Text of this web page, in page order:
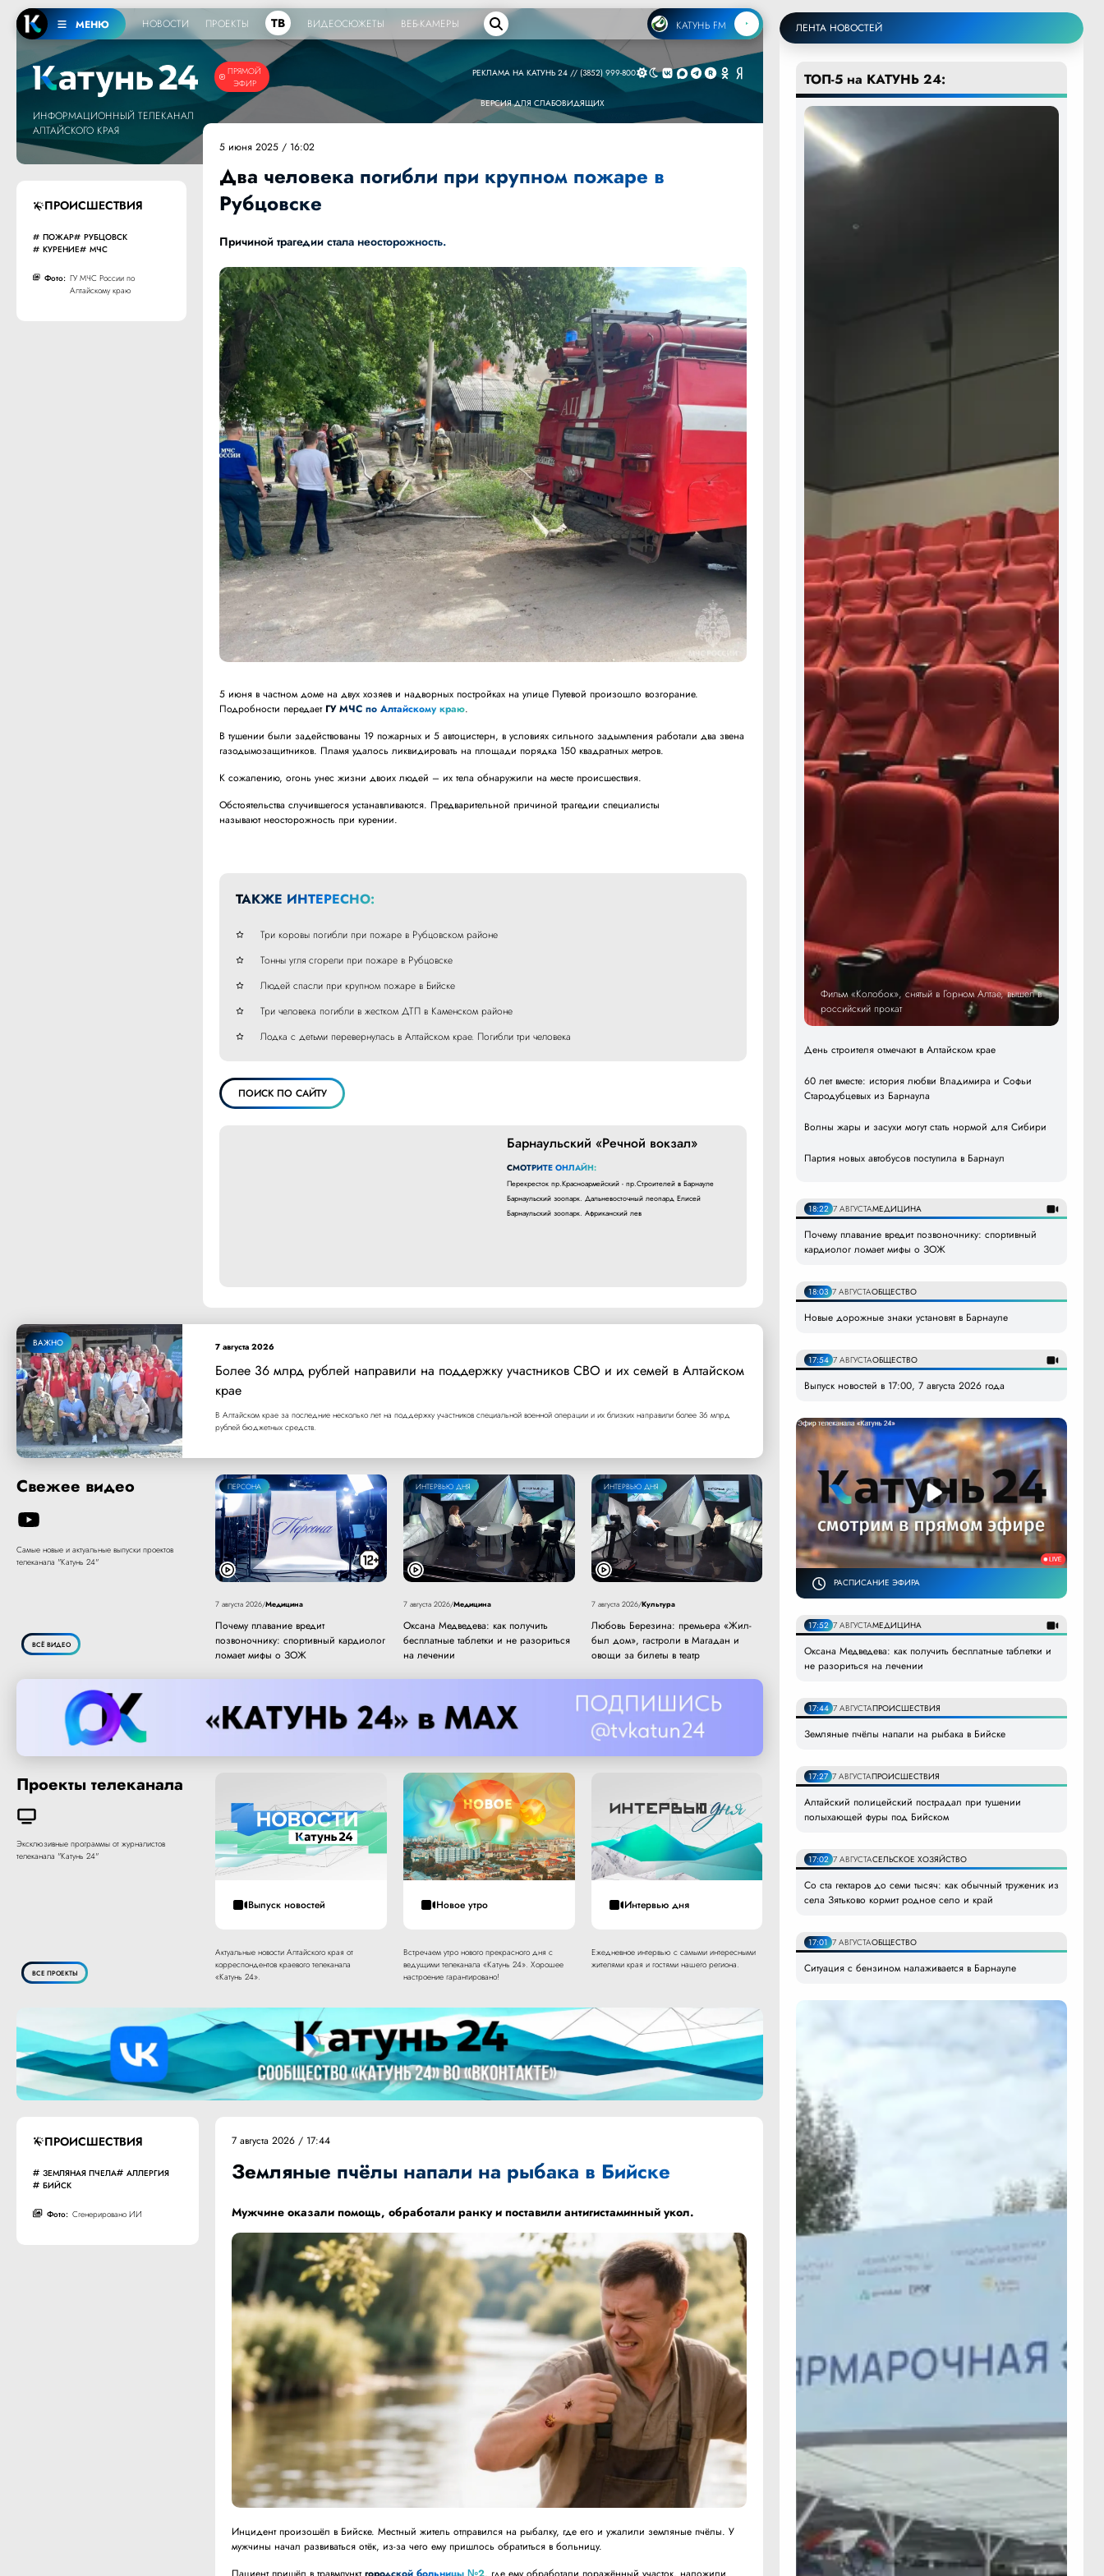
МЕНЮ НОВОСТИ ПРОЕКТЫ ТВ ВИДЕОСЮЖЕТЫ ВЕБ-КАМЕРЫ КАТУНЬ FM
ПРЯМОЙ
ЭФИР
ИНФОРМАЦИОННЫЙ ТЕЛЕКАНАЛ
АЛТАЙСКОГО КРАЯ
РЕКЛАМА НА КАТУНЬ 24 // (3852) 999-800
ВЕРСИЯ ДЛЯ СЛАБОВИДЯЩИХ
ПРОИСШЕСТВИЯ
ПОЖАР
РУБЦОВСК
КУРЕНИЕ
МЧС
Фото: ГУ МЧС России по
Алтайскому краю
5 июня 2025 / 16:02
Два человека погибли при крупном пожаре в
Рубцовске
Причиной трагедии стала неосторожность.
5 июня в частном доме на двух хозяев и надворных постройках на улице Путевой произошло возгорание.
Подробности передает ГУ МЧС по Алтайскому краю.
В тушении были задействованы 19 пожарных и 5 автоцистерн, в условиях сильного задымления работали два звена
газодымозащитников. Пламя удалось ликвидировать на площади порядка 150 квадратных метров.
К сожалению, огонь унес жизни двоих людей – их тела обнаружили на месте происшествия.
Обстоятельства случившегося устанавливаются. Предварительной причиной трагедии специалисты
называют неосторожность при курении.
ТАКЖЕ ИНТЕРЕСНО:
Три коровы погибли при пожаре в Рубцовском районе
Тонны угля сгорели при пожаре в Рубцовске
Людей спасли при крупном пожаре в Бийске
Три человека погибли в жестком ДТП в Каменском районе
Лодка с детьми перевернулась в Алтайском крае. Погибли три человека
ПОИСК ПО САЙТУ
Барнаульский «Речной вокзал»
СМОТРИТЕ ОНЛАЙН:
Перекресток пр.Красноармейский - пр.Строителей в Барнауле
Барнаульский зоопарк. Дальневосточный леопард Елисей
Барнаульский зоопарк. Африканский лев
ВАЖНО 7 августа 2026
Более 36 млрд рублей направили на поддержку участников СВО и их семей в Алтайском
крае
В Алтайском крае за последние несколько лет на поддержку участников специальной военной операции и их близких направили более 36 млрд
рублей бюджетных средств.
Свежее видео
Самые новые и актуальные выпуски проектов
телеканала "Катунь 24"
ВСЁ ВИДЕО
ПЕРСОНА
7 августа 2026/Медицина
Почему плавание вредит
позвоночнику: спортивный кардиолог
ломает мифы о ЗОЖ
ИНТЕРВЬЮ ДНЯ
7 августа 2026/Медицина
Оксана Медведева: как получить
бесплатные таблетки и не разориться
на лечении
ИНТЕРВЬЮ ДНЯ
7 августа 2026/Культура
Любовь Березина: премьера «Жил-
был дом», гастроли в Магадан и
овощи за билеты в театр
Проекты телеканала
Эксклюзивные программы от журналистов
телеканала "Катунь 24"
ВСЕ ПРОЕКТЫ
Выпуск новостей
Актуальные новости Алтайского края от
корреспондентов краевого телеканала
«Катунь 24».
Новое утро
Встречаем утро нового прекрасного дня с
ведущими телеканала «Катунь 24». Хорошее
настроение гарантировано!
Интервью дня
Ежедневное интервью с самыми интересными
жителями края и гостями нашего региона.
ПРОИСШЕСТВИЯ
ЗЕМЛЯНАЯ ПЧЕЛА
АЛЛЕРГИЯ
БИЙСК
Фото: Сгенерировано ИИ
7 августа 2026 / 17:44
Земляные пчёлы напали на рыбака в Бийске
Мужчине оказали помощь, обработали ранку и поставили антигистаминный укол.
Инцидент произошёл в Бийске. Местный житель отправился на рыбалку, где его и ужалили земляные пчёлы. У
мужчины начал развиваться отёк, из-за чего ему пришлось обратиться в больницу.
ЛЕНТА НОВОСТЕЙ
ТОП-5 на КАТУНЬ 24:
Фильм «Колобок», снятый в Горном Алтае, вышел в
российский прокат
День строителя отмечают в Алтайском крае
60 лет вместе: история любви Владимира и Софьи
Стародубцевых из Барнаула
Волны жары и засухи могут стать нормой для Сибири
Партия новых автобусов поступила в Барнаул
18:22 7 АВГУСТАМЕДИЦИНА
Почему плавание вредит позвоночнику: спортивный
кардиолог ломает мифы о ЗОЖ
18:03 7 АВГУСТАОБЩЕСТВО
Новые дорожные знаки установят в Барнауле
17:54 7 АВГУСТАОБЩЕСТВО
Выпуск новостей в 17:00, 7 августа 2026 года
РАСПИСАНИЕ ЭФИРА
17:52 7 АВГУСТАМЕДИЦИНА
Оксана Медведева: как получить бесплатные таблетки и
не разориться на лечении
17:44 7 АВГУСТАПРОИСШЕСТВИЯ
Земляные пчёлы напали на рыбака в Бийске
17:27 7 АВГУСТАПРОИСШЕСТВИЯ
Алтайский полицейский пострадал при тушении
полыхающей фуры под Бийском
17:02 7 АВГУСТАСЕЛЬСКОЕ ХОЗЯЙСТВО
Со ста гектаров до семи тысяч: как обычный труженик из
села Зятьково кормит родное село и край
17:01 7 АВГУСТАОБЩЕСТВО
Ситуация с бензином налаживается в Барнауле